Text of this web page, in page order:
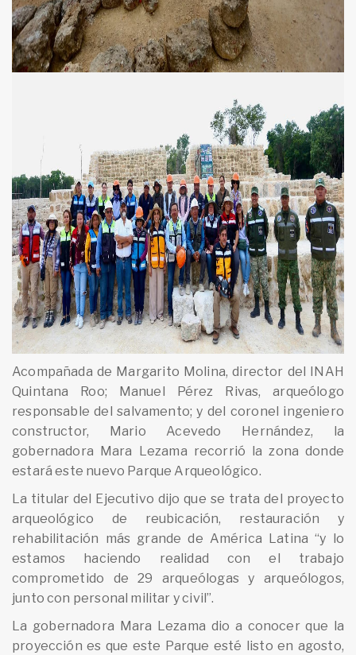
Acompañada de Margarito Molina, director del INAH
Quintana Roo; Manuel Pérez Rivas, arqueólogo
responsable del salvamento; y del coronel ingeniero
constructor, Mario Acevedo Hernández, la
gobernadora Mara Lezama recorrió la zona donde
estará este nuevo Parque Arqueológico.
La titular del Ejecutivo dijo que se trata del proyecto
arqueológico de reubicación, restauración y
rehabilitación más grande de América Latina “y lo
estamos haciendo realidad con el trabajo
comprometido de 29 arqueólogas y arqueólogos,
junto con personal militar y civil”.
La gobernadora Mara Lezama dio a conocer que la
proyección es que este Parque esté listo en agosto,